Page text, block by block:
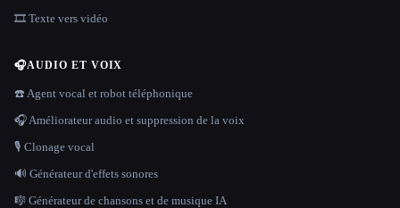
🎞️ Texte vers vidéo
🎧AUDIO ET VOIX
☎️ Agent vocal et robot téléphonique
🎧 Améliorateur audio et suppression de la voix
🎙️ Clonage vocal
🔊 Générateur d'effets sonores
🎼 Générateur de chansons et de musique IA